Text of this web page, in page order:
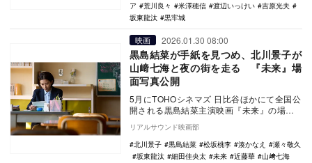
ア
荒川良々 米澤穂信 渡辺いっけい
吉原光夫
坂東龍汰
黒牢城
映画 2026.01.30 08:00
黒島結菜が手紙を見つめ、北川景子が
山﨑七海と夜の街を走る 『未来』場
面写真公開
5月にTOHOシネマズ 日比谷ほかにて全国公
開される黒島結菜主演映画『未来』の場面
写真が公開された。 本作は、『告白』
『母性…
リアルサウンド映画部
北川景子
黒島結菜 松坂桃李 湊かなえ
瀬々敬久
坂東龍汰
細田佳央太 未来 近藤華 山﨑七海